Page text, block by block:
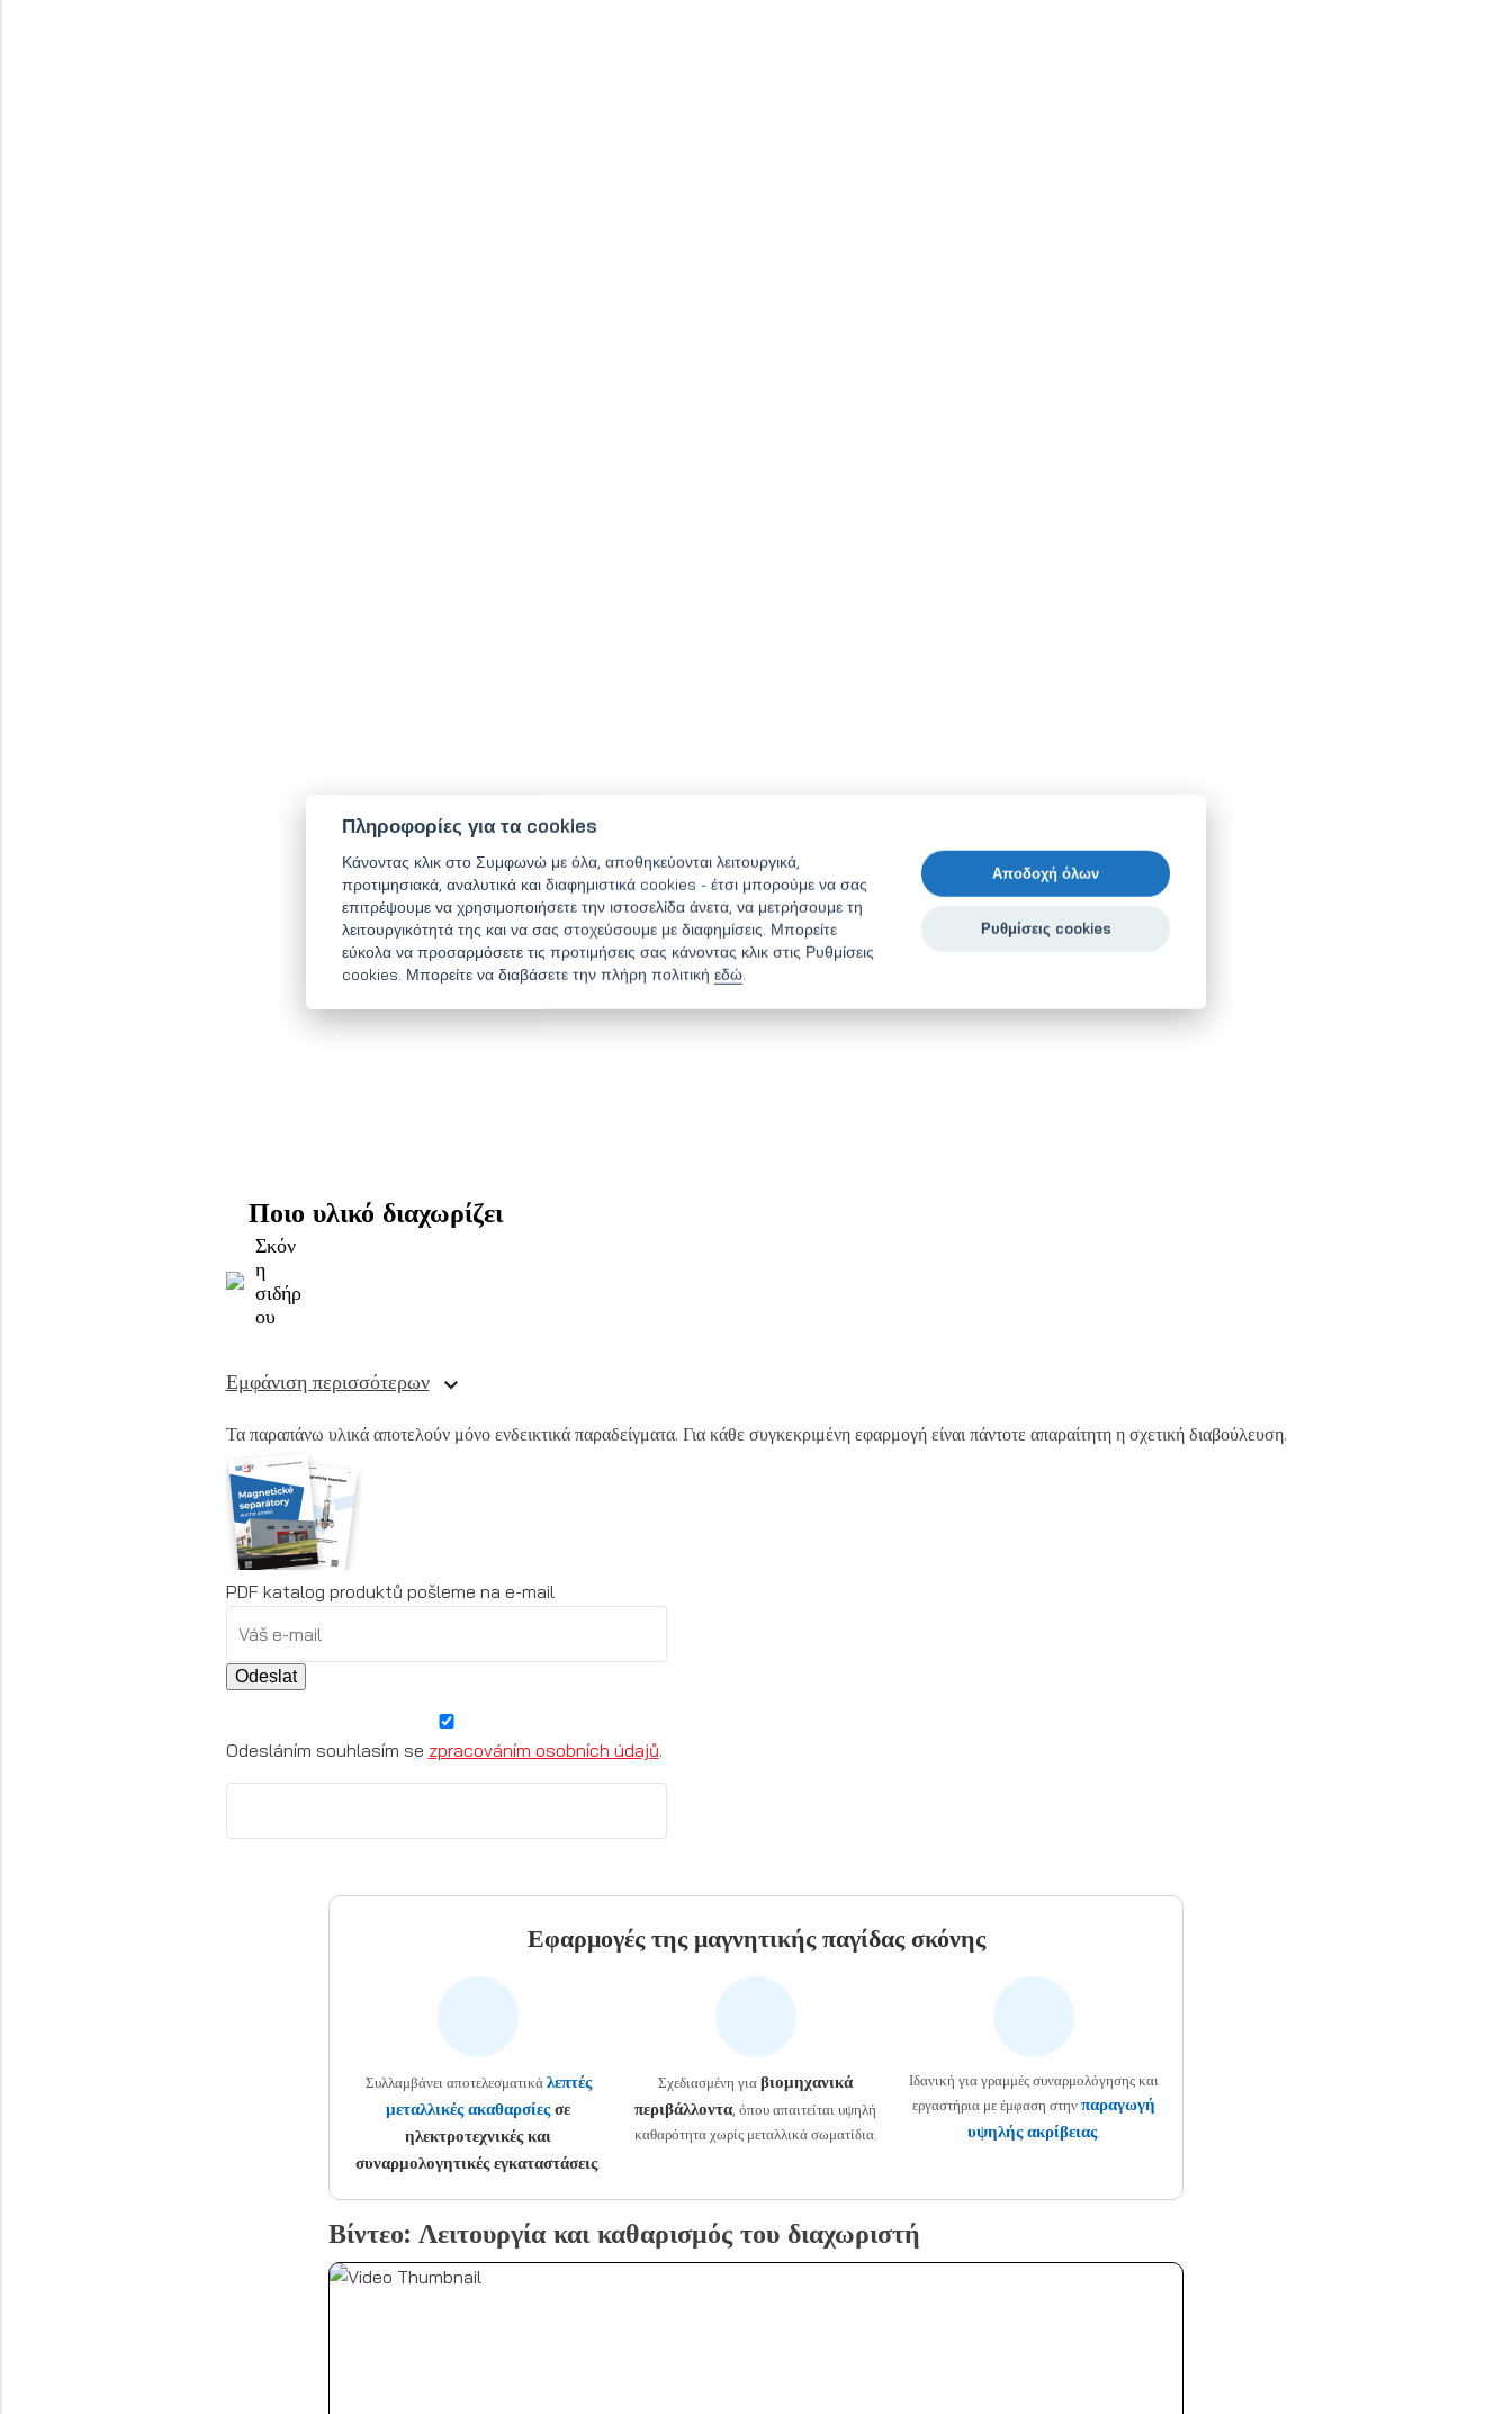
Ποιο υλικό διαχωρίζει
Σκόν
η
σιδήρ
ου
Εμφάνιση περισσότερων
Τα παραπάνω υλικά αποτελούν μόνο ενδεικτικά παραδείγματα. Για κάθε συγκεκριμένη εφαρμογή είναι πάντοτε απαραίτητη η σχετική διαβούλευση.
PDF katalog produktů pošleme na e-mail
Odeslat
Odesláním souhlasím se zpracováním osobních údajů.
Εφαρμογές της μαγνητικής παγίδας σκόνης
Συλλαμβάνει αποτελεσματικάλεπτές
μεταλλικές ακαθαρσίεςσε
ηλεκτροτεχνικές και
συναρμολογητικές εγκαταστάσεις.
Σχεδιασμένη γιαβιομηχανικά
περιβάλλοντα , όπου απαιτείται υψηλή
καθαρότητα χωρίς μεταλλικά σωματίδια.
Ιδανική για γραμμές συναρμολόγησης και
εργαστήρια με έμφαση στηνπαραγωγή
υψηλής ακρίβειας.
Βίντεο: Λειτουργία και καθαρισμός του διαχωριστή
Πληροφορίες για τα cookies
Κάνοντας κλικ στο Συμφωνώ με όλα, αποθηκεύονται λειτουργικά,
προτιμησιακά, αναλυτικά και διαφημιστικά cookies - έτσι μπορούμε να σας
επιτρέψουμε να χρησιμοποιήσετε την ιστοσελίδα άνετα, να μετρήσουμε τη
λειτουργικότητά της και να σας στοχεύσουμε με διαφημίσεις. Μπορείτε
εύκολα να προσαρμόσετε τις προτιμήσεις σας κάνοντας κλικ στις Ρυθμίσεις
cookies. Μπορείτε να διαβάσετε την πλήρη πολιτική εδώ.
Αποδοχή όλων
Ρυθμίσεις cookies